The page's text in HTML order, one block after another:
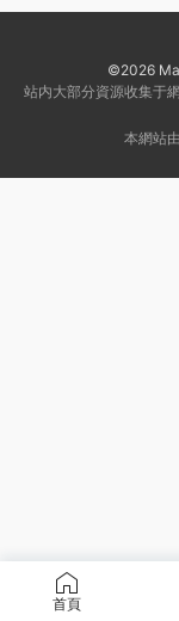
Mac 破
器軟件
©2026
站内大部分資源收集于
本網站由
首頁